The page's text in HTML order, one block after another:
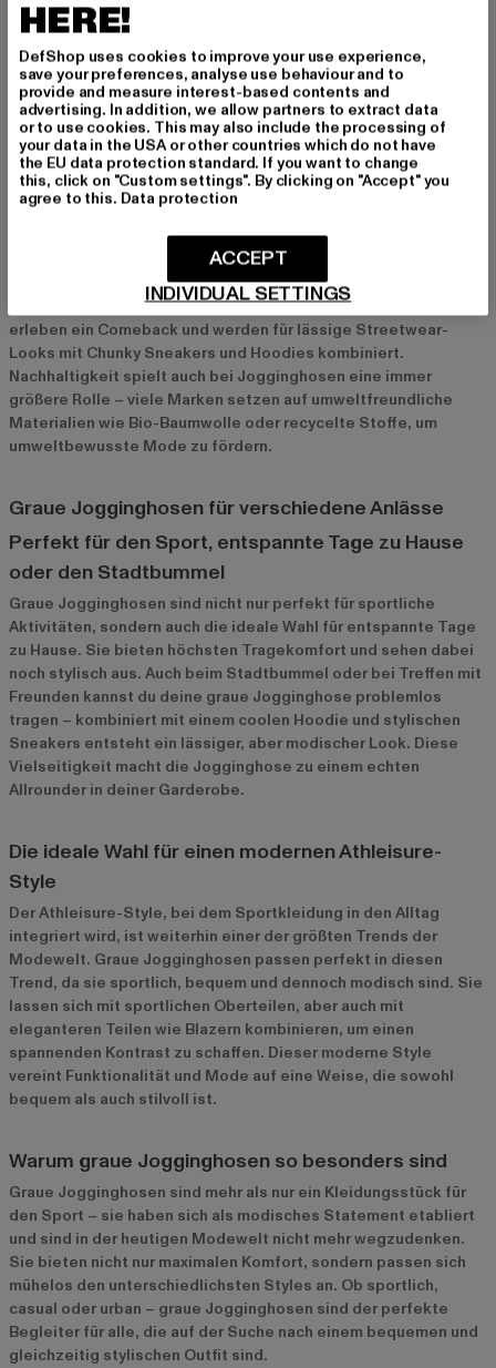
urbanen Look eignen sich Hoodies oder Sweatshirts in
Kombination mit auffälligen Sneakers oder Boots. Ein lässiger
Streetstyle-Look entsteht, wenn du deine graue Jogginghose
mit einer Lederjacke oder einer Oversized-Jacke kombinierst.
Accessoires wie Caps oder Rucksäcke runden das Outfit
perfekt ab.
Aktuelle Trends bei grauen Jogginghosen
2024 sind graue Jogginghosen in minimalistischen Designs und
klaren Schnitten besonders angesagt. Slim Fit Modelle mit
schmalen Silhouetten und dezenten Details wie Logos oder
Ziernähten sind voll im Trend. Auch Oversized Jogginghosen
erleben ein Comeback und werden für lässige Streetwear-
Looks mit Chunky Sneakers und Hoodies kombiniert.
Nachhaltigkeit spielt auch bei Jogginghosen eine immer
größere Rolle – viele Marken setzen auf umweltfreundliche
Materialien wie Bio-Baumwolle oder recycelte Stoffe, um
umweltbewusste Mode zu fördern.
Graue Jogginghosen für verschiedene Anlässe
Perfekt für den Sport, entspannte Tage zu Hause
oder den Stadtbummel
Graue Jogginghosen sind nicht nur perfekt für sportliche
Aktivitäten, sondern auch die ideale Wahl für entspannte Tage
zu Hause. Sie bieten höchsten Tragekomfort und sehen dabei
noch stylisch aus. Auch beim Stadtbummel oder bei Treffen mit
Freunden kannst du deine graue Jogginghose problemlos
tragen – kombiniert mit einem coolen Hoodie und stylischen
Sneakers entsteht ein lässiger, aber modischer Look. Diese
Vielseitigkeit macht die Jogginghose zu einem echten
Allrounder in deiner Garderobe.
Die ideale Wahl für einen modernen Athleisure-
Style
Der Athleisure-Style, bei dem Sportkleidung in den Alltag
integriert wird, ist weiterhin einer der größten Trends der
Modewelt. Graue Jogginghosen passen perfekt in diesen
Trend, da sie sportlich, bequem und dennoch modisch sind. Sie
lassen sich mit sportlichen Oberteilen, aber auch mit
eleganteren Teilen wie Blazern kombinieren, um einen
spannenden Kontrast zu schaffen. Dieser moderne Style
vereint Funktionalität und Mode auf eine Weise, die sowohl
bequem als auch stilvoll ist.
Warum graue Jogginghosen so besonders sind
Graue Jogginghosen sind mehr als nur ein Kleidungsstück für
den Sport – sie haben sich als modisches Statement etabliert
und sind in der heutigen Modewelt nicht mehr wegzudenken.
Sie bieten nicht nur maximalen Komfort, sondern passen sich
mühelos den unterschiedlichsten Styles an. Ob sportlich,
casual oder urban – graue Jogginghosen sind der perfekte
Begleiter für alle, die auf der Suche nach einem bequemen und
gleichzeitig stylischen Outfit sind.
HERE!
DefShop uses cookies to improve your use experience,
save your preferences, analyse use behaviour and to
provide and measure interest-based contents and
advertising. In addition, we allow partners to extract data
or to use cookies. This may also include the processing of
your data in the USA or other countries which do not have
the EU data protection standard. If you want to change
this, click on "Custom settings". By clicking on "Accept" you
agree to this. Data protection
INDIVIDUAL SETTINGS
ACCEPT